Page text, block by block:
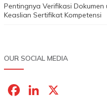
Pentingnya Verifikasi Dokumen
Keaslian Sertifikat Kompetensi
OUR SOCIAL MEDIA
F
Li